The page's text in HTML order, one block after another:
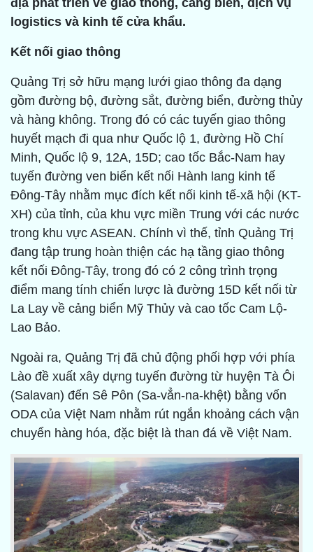
địa phát triển về giao thông, cảng biển, dịch vụ
logistics và kinh tế cửa khẩu.
Kết nối giao thông
Quảng Trị sở hữu mạng lưới giao thông đa dạng
gồm đường bộ, đường sắt, đường biển, đường thủy
và hàng không. Trong đó có các tuyến giao thông
huyết mạch đi qua như Quốc lộ 1, đường Hồ Chí
Minh, Quốc lộ 9, 12A, 15D; cao tốc Bắc-Nam hay
tuyến đường ven biển kết nối Hành lang kinh tế
Đông-Tây nhằm mục đích kết nối kinh tế-xã hội (KT-
XH) của tỉnh, của khu vực miền Trung với các nước
trong khu vực ASEAN. Chính vì thế, tỉnh Quảng Trị
đang tập trung hoàn thiện các hạ tầng giao thông
kết nối Đông-Tây, trong đó có 2 công trình trọng
điểm mang tính chiến lược là đường 15D kết nối từ
La Lay về cảng biển Mỹ Thủy và cao tốc Cam Lộ-
Lao Bảo.
Ngoài ra, Quảng Trị đã chủ động phối hợp với phía
Lào đề xuất xây dựng tuyến đường từ huyện Tà Ôi
(Salavan) đến Sê Pôn (Sa-vẳn-na-khệt) bằng vốn
ODA của Việt Nam nhằm rút ngắn khoảng cách vận
chuyển hàng hóa, đặc biệt là than đá về Việt Nam.